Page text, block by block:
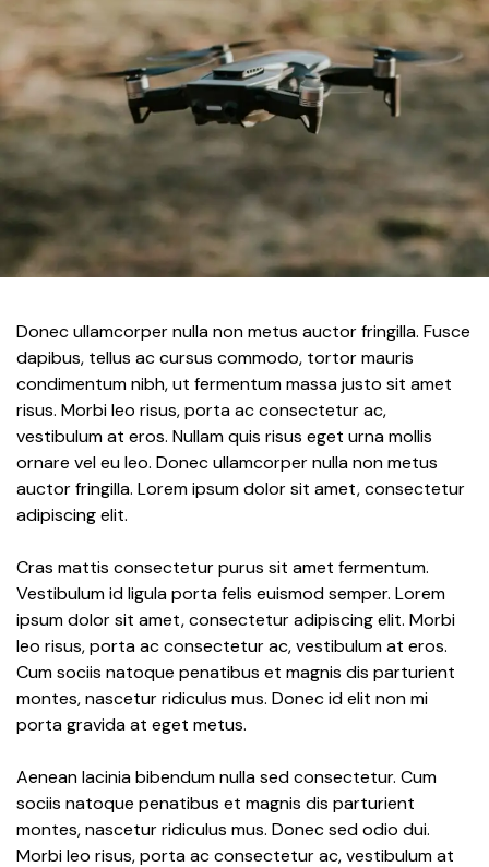
Donec ullamcorper nulla non metus auctor fringilla. Fusce
dapibus, tellus ac cursus commodo, tortor mauris
condimentum nibh, ut fermentum massa justo sit amet
risus. Morbi leo risus, porta ac consectetur ac,
vestibulum at eros. Nullam quis risus eget urna mollis
ornare vel eu leo. Donec ullamcorper nulla non metus
auctor fringilla. Lorem ipsum dolor sit amet, consectetur
adipiscing elit.
Cras mattis consectetur purus sit amet fermentum.
Vestibulum id ligula porta felis euismod semper. Lorem
ipsum dolor sit amet, consectetur adipiscing elit. Morbi
leo risus, porta ac consectetur ac, vestibulum at eros.
Cum sociis natoque penatibus et magnis dis parturient
montes, nascetur ridiculus mus. Donec id elit non mi
porta gravida at eget metus.
Aenean lacinia bibendum nulla sed consectetur. Cum
sociis natoque penatibus et magnis dis parturient
montes, nascetur ridiculus mus. Donec sed odio dui.
Morbi leo risus, porta ac consectetur ac, vestibulum at